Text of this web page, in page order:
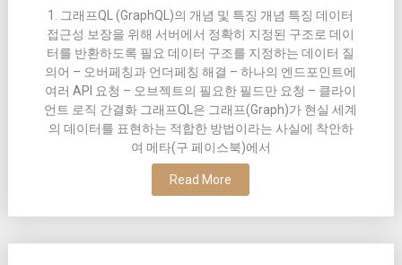
1. 그래프QL (GraphQL)의 개념 및 특징 개념 특징 데이터
접근성 보장을 위해 서버에서 정확히 지정된 구조로 데이
터를 반환하도록 필요 데이터 구조를 지정하는 데이터 질
의어 – 오버페칭과 언더페칭 해결 – 하나의 엔드포인트에
여러 API 요청 – 오브젝트의 필요한 필드만 요청 – 클라이
언트 로직 간결화 그래프QL은 그래프(Graph)가 현실 세계
의 데이터를 표현하는 적합한 방법이라는 사실에 착안하
여 메타(구 페이스북)에서
Read More